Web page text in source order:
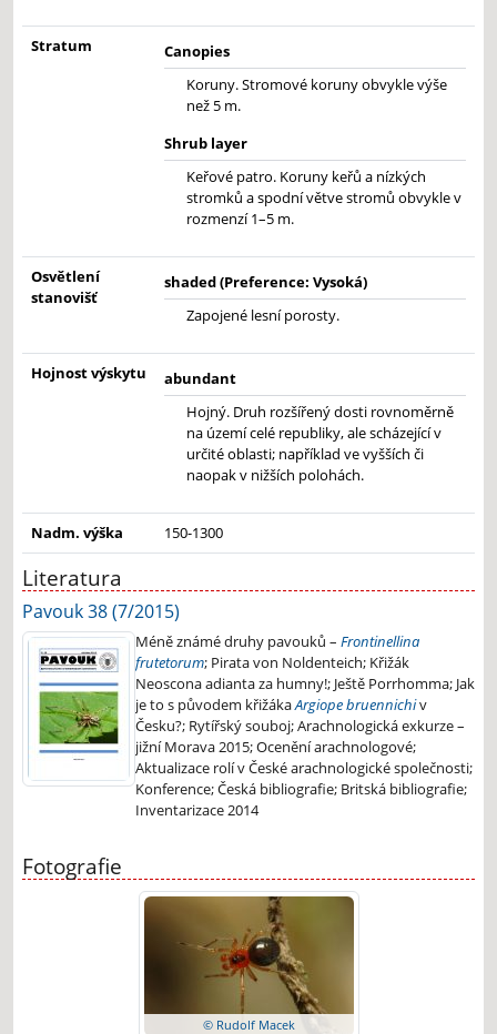
Stratum
Canopies
Koruny. Stromové koruny obvykle výše
než 5 m.
Shrub layer
Keřové patro. Koruny keřů a nízkých
stromků a spodní větve stromů obvykle v
rozmenzí 1–5 m.
Osvětlení
stanovišť
shaded (Preference: Vysoká)
Zapojené lesní porosty.
Hojnost výskytu
abundant
Hojný. Druh rozšířený dosti rovnoměrně
na území celé republiky, ale scházející v
určité oblasti; například ve vyšších či
naopak v nižších polohách.
Nadm. výška 150-1300
Literatura
Pavouk 38 (7/2015)
Méně známé druhy pavouků – Frontinellina
frutetorum; Pirata von Noldenteich; Křižák
Neoscona adianta za humny!; Ještě Porrhomma; Jak
je to s původem křižákaArgiope bruennichiv
Česku?; Rytířský souboj; Arachnologická exkurze –
jižní Morava 2015; Ocenění arachnologové;
Aktualizace rolí v České arachnologické společnosti;
Konference; Česká bibliografie; Britská bibliografie;
Inventarizace 2014
Fotografie
© Rudolf Macek